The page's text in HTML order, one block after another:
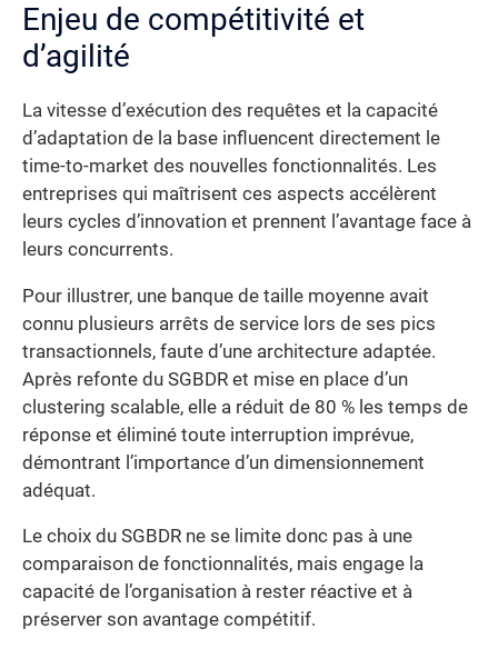
Enjeu de compétitivité et
d’agilité
La vitesse d’exécution des requêtes et la capacité
d’adaptation de la base influencent directement le
time-to-market des nouvelles fonctionnalités. Les
entreprises qui maîtrisent ces aspects accélèrent
leurs cycles d’innovation et prennent l’avantage face à
leurs concurrents.
Pour illustrer, une banque de taille moyenne avait
connu plusieurs arrêts de service lors de ses pics
transactionnels, faute d’une architecture adaptée.
Après refonte du SGBDR et mise en place d’un
clustering scalable, elle a réduit de 80 % les temps de
réponse et éliminé toute interruption imprévue,
démontrant l’importance d’un dimensionnement
adéquat.
Le choix du SGBDR ne se limite donc pas à une
comparaison de fonctionnalités, mais engage la
capacité de l’organisation à rester réactive et à
préserver son avantage compétitif.